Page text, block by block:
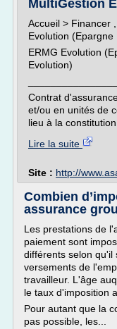
MultiGestion
Accueil > Financer
Evolution
ERMG Evolution
Evolution)
Contrat
et/ou en unités de
lieu à la
Lire la suite
Site : http://
Combien
assurance
Les prestations de
paiement sont
différents selon qu'il
versements de
travailleur. L'âge
le taux d'imposition
Pour autant que la
pas possible, les...